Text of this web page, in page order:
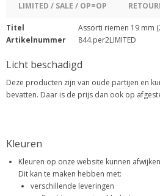
LIMITED / SALE / OP=OP
Titel
Assorti riemen 19 mm
Artikelnummer
844.per2LIMITED
Licht beschadigd
Deze producten zijn van oude partijen en
bevatten. Daar is de prijs dan ook op
Kleuren
Kleuren op onze website kunnen
Dit kan te maken hebben met:
verschillende leveringen